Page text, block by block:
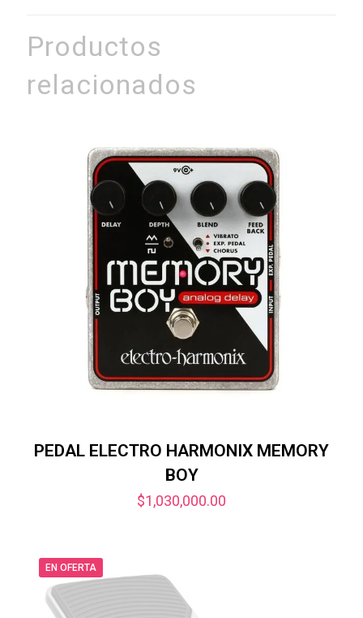
Productos
relacionados
PEDAL ELECTRO HARMONIX MEMORY
BOY
$1,030,000.00
EN OFERTA